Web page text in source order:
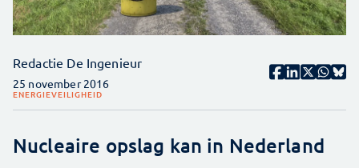
Redactie De Ingenieur
25 november 2016
ENERGIEVEILIGHEID
Nucleaire opslag kan in Nederland